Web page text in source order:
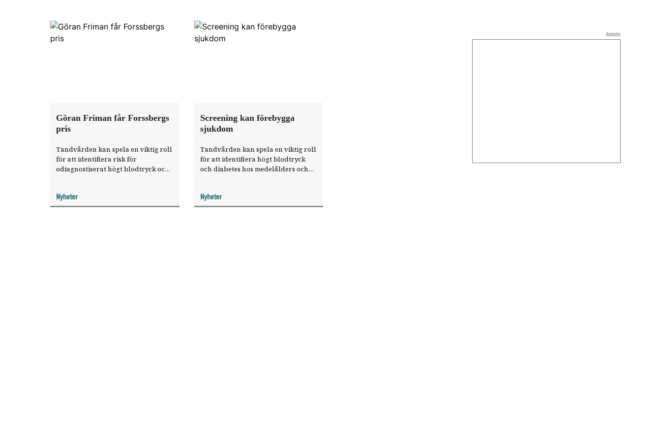
Göran Friman får Forssbergs
pris
Tandvården kan spela en viktig roll
för att identifiera risk för
odiagnostiserat högt blodtryck och
visat i sin forskning. Nu får han
årets Forssbergs pris som belöning.
Nyheter
Screening kan förebygga
sjukdom
Tandvården kan spela en viktig roll
för att identifiera högt blodtryck
och diabetes hos medelålders och
presenterade sin forskning vid årets
odontologiska riksstämma.
Nyheter
Annons